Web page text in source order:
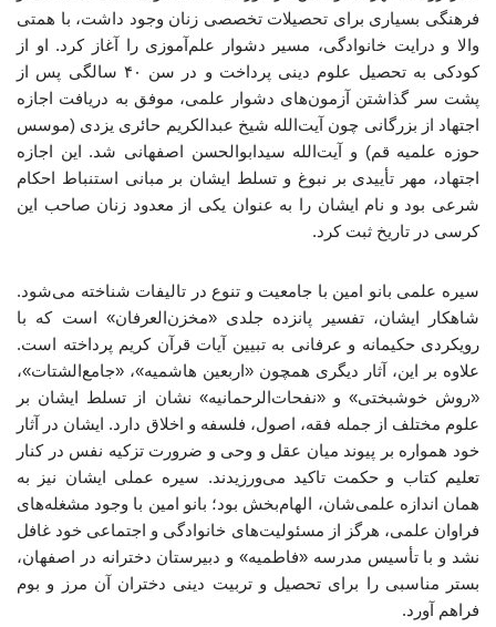
فرهنگی بسیاری برای تحصیلات تخصصی زنان وجود داشت، با همتی
والا و درایت خانوادگی، مسیر دشوار علم‌آموزی را آغاز کرد. او از
کودکی به تحصیل علوم دینی پرداخت و در سن ۴۰ سالگی پس از
پشت سر گذاشتن آزمون‌های دشوار علمی، موفق به دریافت اجازه
اجتهاد از بزرگانی چون آیت‌الله شیخ عبدالکریم حائری یزدی (موسس
حوزه علمیه قم) و آیت‌الله سیدابوالحسن اصفهانی شد. این اجازه
اجتهاد، مهر تأییدی بر نبوغ و تسلط ایشان بر مبانی استنباط احکام
شرعی بود و نام ایشان را به عنوان یکی از معدود زنان صاحب این
کرسی در تاریخ ثبت کرد.
سیره علمی بانو امین با جامعیت و تنوع در تالیفات شناخته می‌شود.
شاهکار ایشان، تفسیر پانزده جلدی «مخزن‌العرفان» است که با
رویکردی حکیمانه و عرفانی به تبیین آیات قرآن کریم پرداخته است.
علاوه بر این، آثار دیگری همچون «اربعین هاشمیه»، «جامع‌الشتات»،
«روش خوشبختی» و «نفحات‌الرحمانیه» نشان از تسلط ایشان بر
علوم مختلف از جمله فقه، اصول، فلسفه و اخلاق دارد. ایشان در آثار
خود همواره بر پیوند میان عقل و وحی و ضرورت تزکیه نفس در کنار
تعلیم کتاب و حکمت تاکید می‌ورزیدند. سیره عملی ایشان نیز به
همان اندازه علمی‌شان، الهام‌بخش بود؛ بانو امین با وجود مشغله‌های
فراوان علمی، هرگز از مسئولیت‌های خانوادگی و اجتماعی خود غافل
نشد و با تأسیس مدرسه «فاطمیه» و دبیرستان دخترانه در اصفهان،
بستر مناسبی را برای تحصیل و تربیت دینی دختران آن مرز و بوم
فراهم آورد.